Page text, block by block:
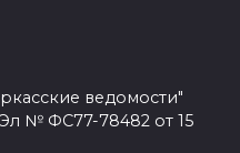
ведомости"
№ ФС77-78482 от 15